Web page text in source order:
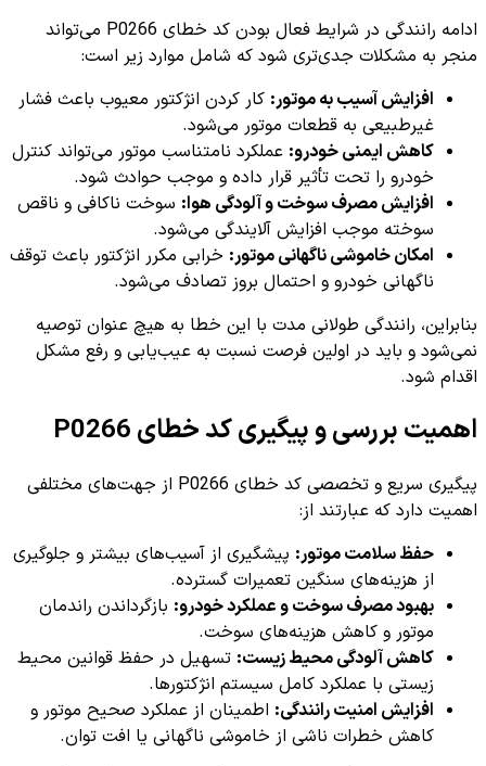
ادامه رانندگی در شرایط فعال بودن کد خطای P0266 می‌تواند
منجر به مشکلات جدی‌تری شود که شامل موارد زیر است:
افزایش آسیب به موتور: کار کردن انژکتور معیوب باعث فشار
غیرطبیعی به قطعات موتور می‌شود.
کاهش ایمنی خودرو: عملکرد نامتناسب موتور می‌تواند کنترل
خودرو را تحت تأثیر قرار داده و موجب حوادث شود.
افزایش مصرف سوخت و آلودگی هوا: سوخت ناکافی و ناقص
سوخته موجب افزایش آلایندگی می‌شود.
امکان خاموشی ناگهانی موتور: خرابی مکرر انژکتور باعث توقف
ناگهانی خودرو و احتمال بروز تصادف می‌شود.
بنابراین، رانندگی طولانی مدت با این خطا به هیچ عنوان توصیه
نمی‌شود و باید در اولین فرصت نسبت به عیب‌یابی و رفع مشکل
اقدام شود.
اهمیت بررسی و پیگیری کد خطای P0266
پیگیری سریع و تخصصی کد خطای P0266 از جهت‌های مختلفی
اهمیت دارد که عبارتند از:
حفظ سلامت موتور: پیشگیری از آسیب‌های بیشتر و جلوگیری
از هزینه‌های سنگین تعمیرات گسترده.
بهبود مصرف سوخت و عملکرد خودرو: بازگرداندن راندمان
موتور و کاهش هزینه‌های سوخت.
کاهش آلودگی محیط زیست: تسهیل در حفظ قوانین محیط
زیستی با عملکرد کامل سیستم انژکتورها.
افزایش امنیت رانندگی: اطمینان از عملکرد صحیح موتور و
کاهش خطرات ناشی از خاموشی ناگهانی یا افت توان.